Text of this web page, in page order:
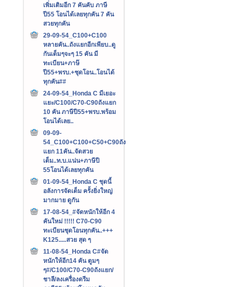
เพิ่มเติมอีก 7 คันคับ ภาษี
ปี55 โอนได้เลยทุกคัน 7 คัน
สวยทุกคัน
29-09-54_C100+C100
หลายคัน..ถังแยกอีกเพียบ..ดู
กันเต็มๆจะๆ 15 คัน มี
ทะเบียน+ภาษ๊
ปี55+พรบ.+ชุดโอน..โอนได้
ทุกคัน##
24-09-54_Honda C มีเยอะ
แยะ/C100/C70-C90ถังแยก
10 คัน ภาษีปี55+พรบ.พร้อม
โอนได้เลย..
09-09-
54_C100+C100+C50+C90ถัง
แยก 11คัน..จัดสวย
เต็ม..ท.บ.แน่น+ภาษีปี
55โอนได้เลยทุกคัน
01-09-54_Honda C ชุดนี้
อลังการจัดเต็ม ครั้งยิ่งใหญ่
มากมาย ดูกัน
17-08-54_#จัดหนักให้อีก 4
คันใหม่ !!!!! C70-C90
ทะเบียนชุดโอนทุกคัน..+++‏
K125.....สวย สุด ๆ
11-08-54_Honda C#จัด
หนักให้อีก14 คัน ตูมๆ
ๆ#/C100/C70-C90ถังแยก/
ชาลี/ลงเครื่องดรีม